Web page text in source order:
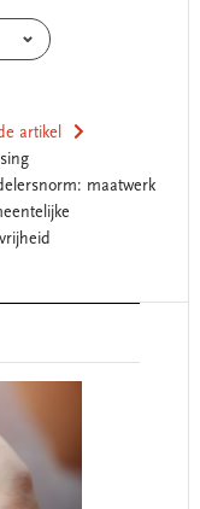
artikel
maatwerk